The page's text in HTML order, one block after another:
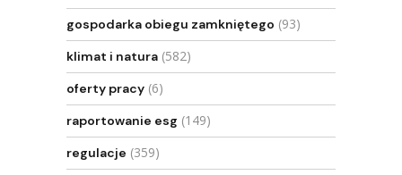
gospodarka obiegu zamkniętego (93)
klimat i natura (582)
oferty pracy (6)
raportowanie esg (149)
regulacje (359)